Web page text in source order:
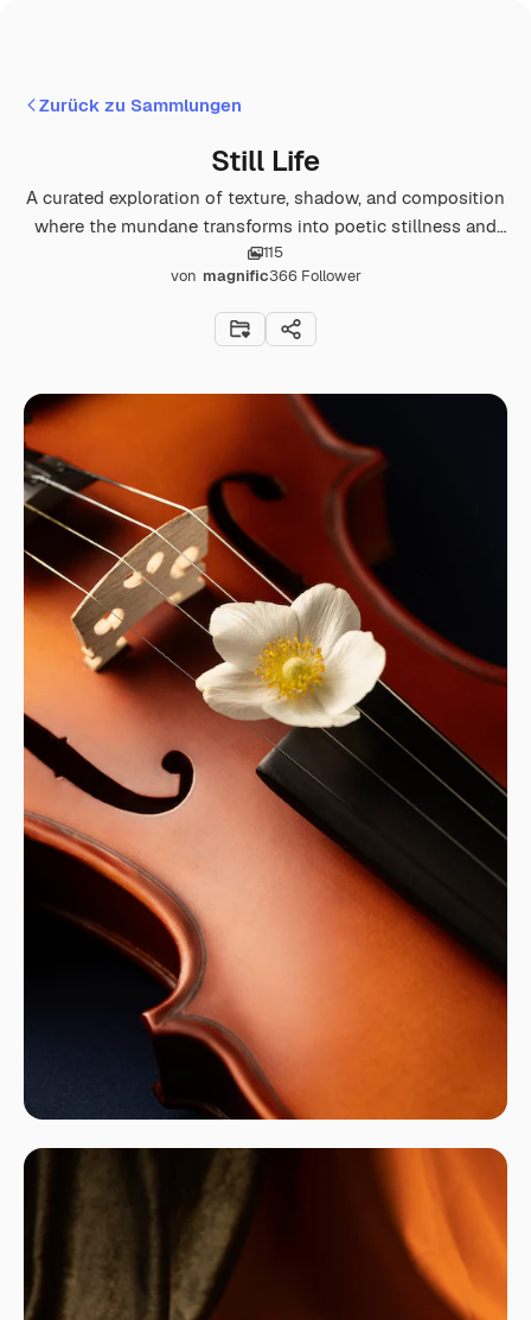
Zurück zu Sammlungen
Still Life
A curated exploration of texture, shadow, and composition
where the mundane transforms into poetic stillness and
quiet opulence.
115
von magnific366 Follower